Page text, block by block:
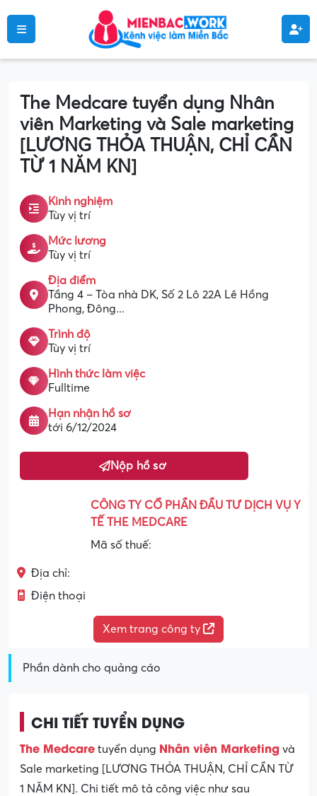
The Medcare tuyển dụng Nhân
viên Marketing và Sale marketing
[LƯƠNG THỎA THUẬN, CHỈ CẦN
TỪ 1 NĂM KN]
Kinh nghiệm
Tùy vị trí
Mức lương
Tùy vị trí
Địa điểm
Tầng 4 – Tòa nhà DK, Số 2 Lô 22A Lê Hồng
Phong, Đông...
Trình độ
Tùy vị trí
Hình thức làm việc
Fulltime
Hạn nhận hồ sơ
tới 6/12/2024
Nộp hồ sơ
CÔNG TY CỔ PHẦN ĐẦU TƯ DỊCH VỤ Y
TẾ THE MEDCARE
Mã số thuế:
Địa chỉ:
Điện thoại
Xem trang công ty
Phần dành cho quảng cáo
CHI TIẾT TUYỂN DỤNG
The Medcare tuyển dụng Nhân viên Marketing và
Sale marketing [LƯƠNG THỎA THUẬN, CHỈ CẦN TỪ
1 NĂM KN]. Chi tiết mô tả công việc như sau